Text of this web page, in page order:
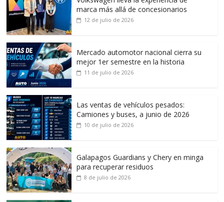
marca más allá de concesionarios
12 de julio de 2026
Mercado automotor nacional cierra su
mejor 1er semestre en la historia
11 de julio de 2026
Las ventas de vehículos pesados:
Camiones y buses, a junio de 2026
10 de julio de 2026
Galapagos Guardians y Chery en minga
para recuperar residuos
8 de julio de 2026